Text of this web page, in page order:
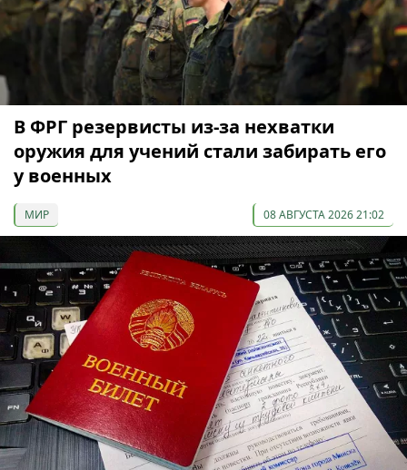
В ФРГ резервисты из-за нехватки
оружия для учений стали забирать его
у военных
МИР 08 АВГУСТА 2026 21:02